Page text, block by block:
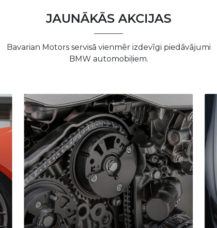
JAUNĀKĀS AKCIJAS
Bavarian Motors servisā vienmēr izdevīgi piedāvājumi
BMW automobiļiem.